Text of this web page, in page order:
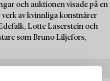
och auktionen visade på en
av kvinnliga konstnärer
Lotte Laserstein och
som Bruno Liljefors,